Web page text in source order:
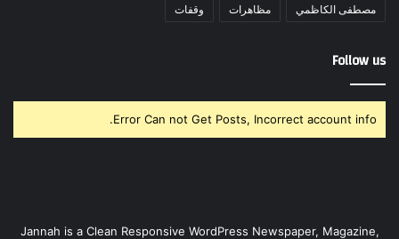
مصطفى الكاظمي مظاهرات وقفات
Follow us
Error Can not Get Posts, Incorrect account info.
Jannah is a Clean Responsive WordPress Newspaper, Magazine,